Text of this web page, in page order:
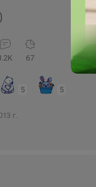
67
5 5
г.